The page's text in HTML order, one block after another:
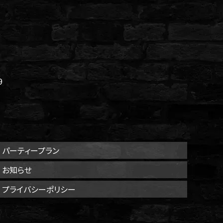
パーティープラン
お知らせ
プライバシーポリシー